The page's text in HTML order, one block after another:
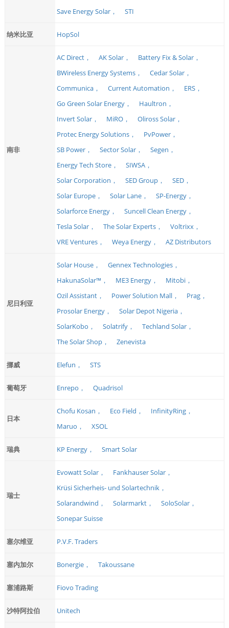
Save Energy Solar，
STI
纳米比亚 HopSol
南非
AC Direct， AK Solar，
Battery Fix & Solar，
BWireless Energy Systems，
Cedar Solar，
Communica，
Current Automation，
ERS，
Go Green Solar Energy，
Haultron，
Invert Solar，
MiRO，
Oliross Solar，
Protec Energy Solutions，
PvPower，
SB Power，
Sector Solar，
Segen，
Energy Tech Store，
SIWSA，
Solar Corporation，
SED Group，
SED，
Solar Europe，
Solar Lane，
SP-Energy，
Solarforce Energy，
Suncell Clean Energy，
Tesla Solar，
The Solar Experts，
Voltrixx，
VRE Ventures，
Weya Energy， AZ Distributors
尼日利亚
Solar House，
Gennex Technologies，
HakunaSolar™，
ME3 Energy，
Mitobi，
Ozil Assistant，
Power Solution Mall，
Prag，
Prosolar Energy，
Solar Depot Nigeria，
SolarKobo，
Solatrify，
Techland Solar，
The Solar Shop，
Zenevista
挪威 Elefun， STS
葡萄牙 Enrepo， Quadrisol
日本
Chofu Kosan， Eco Field，
InfinityRing，
Maruo，
XSOL
瑞典 KP Energy， Smart Solar
瑞士
Evowatt Solar，
Fankhauser Solar，
Krüsi Sicherheis- und Solartechnik，
Solarandwind，
Solarmarkt，
SoloSolar，
Sonepar Suisse
塞尔维亚 P.V.F. Traders
塞内加尔 Bonergie， Takoussane
塞浦路斯 Fiovo Trading
沙特阿拉伯 Unitech